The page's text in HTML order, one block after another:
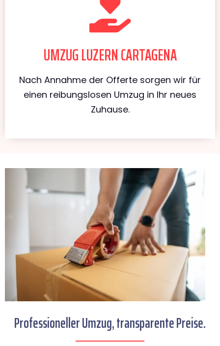
UMZUG LUZERN CARTAGENA
Nach Annahme der Offerte sorgen wir für
einen reibungslosen Umzug in Ihr neues
Zuhause.
Professioneller Umzug, transparente Preise.